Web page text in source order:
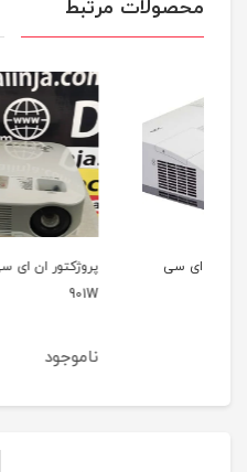
محصولات مرتبط
پروژکتور ان ای سی NEC NP-